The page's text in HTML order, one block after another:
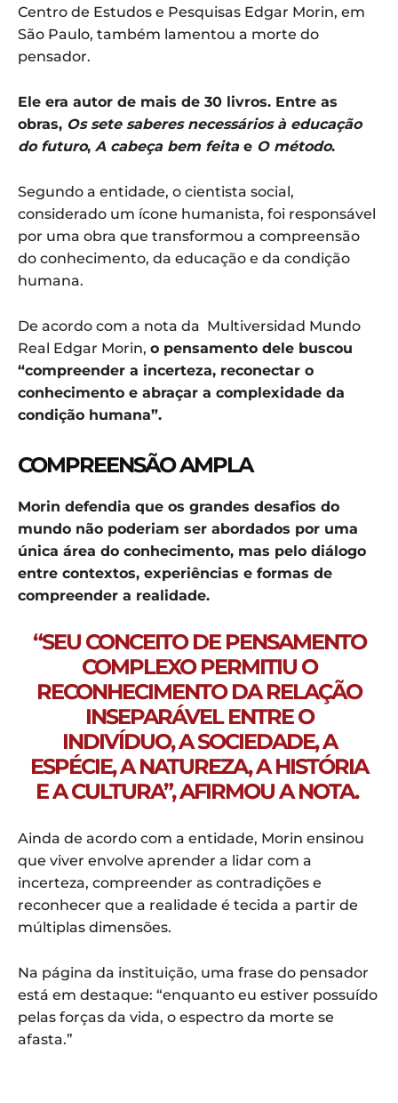
Centro de Estudos e Pesquisas Edgar Morin, em
São Paulo, também lamentou a morte do
pensador.
Ele era autor de mais de 30 livros. Entre as
obras, Os sete saberes necessários à educação
do futuro, A cabeça bem feitae O método.
Segundo a entidade, o cientista social,
considerado um ícone humanista, foi responsável
por uma obra que transformou a compreensão
do conhecimento, da educação e da condição
humana.
De acordo com a nota da Multiversidad Mundo
Real Edgar Morin, o pensamento dele buscou
“compreender a incerteza, reconectar o
conhecimento e abraçar a complexidade da
condição humana”.
COMPREENSÃO AMPLA
Morin defendia que os grandes desafios do
mundo não poderiam ser abordados por uma
única área do conhecimento, mas pelo diálogo
entre contextos, experiências e formas de
compreender a realidade.
“SEU CONCEITO DE PENSAMENTO
COMPLEXO PERMITIU O
RECONHECIMENTO DA RELAÇÃO
INSEPARÁVEL ENTRE O
INDIVÍDUO, A SOCIEDADE, A
ESPÉCIE, A NATUREZA, A HISTÓRIA
E A CULTURA”, AFIRMOU A NOTA.
Ainda de acordo com a entidade, Morin ensinou
que viver envolve aprender a lidar com a
incerteza, compreender as contradições e
reconhecer que a realidade é tecida a partir de
múltiplas dimensões.
Na página da instituição, uma frase do pensador
está em destaque: “enquanto eu estiver possuído
pelas forças da vida, o espectro da morte se
afasta.”